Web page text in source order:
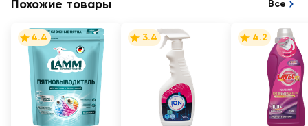
Похожие товары Все
4.4 3.4 4.2